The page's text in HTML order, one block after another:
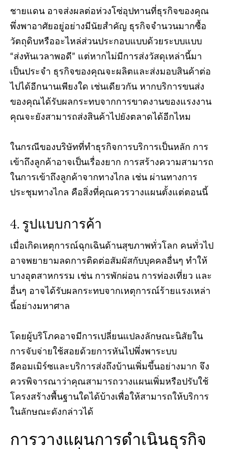
ชายแดน อาจส่งผลต่อห่วงโซ่อุปทานที่ธุรกิจของคุณ
พึ่งพาอาศัยอยู่อย่างมีนัยสำคัญ ธุรกิจจำนวนมากซื้อ
วัตถุดิบหรืออะไหล่ส่วนประกอบแบบด้วยระบบแบบ
“ส่งทันเวลาพอดี” แต่หากไม่มีการส่งวัสดุเหล่านี้มา
เป็นประจำ ธุรกิจของคุณจะผลิตและส่งมอบสินค้าต่อ
ไปได้อีกนานเพียงใด เช่นเดียวกัน หากบริการขนส่ง
ของคุณได้รับผลกระทบจากการขาดงานของแรงงาน
คุณจะยังสามารถส่งสินค้าไปยังตลาดได้อีกไหม
ในกรณีของบริษัทที่ทำธุรกิจการบริการเป็นหลัก การ
เข้าถึงลูกค้าอาจเป็นเรื่องยาก การสร้างความสามารถ
ในการเข้าถึงลูกค้าจากทางไกล เช่น ผ่านทางการ
ประชุมทางไกล คือสิ่งที่คุณควรวางแผนตั้งแต่ตอนนี้
รูปแบบการค้า
เมื่อเกิดเหตุการณ์ฉุกเฉินด้านสุขภาพทั่วโลก คนทั่วไป
อาจพยายามลดการติดต่อสัมผัสกับบุคคลอื่นๆ ทำให้
บางอุตสาหกรรม เช่น การพักผ่อน การท่องเที่ยว และ
อื่นๆ อาจได้รับผลกระทบจากเหตุการณ์ร้ายแรงเหล่า
นี้อย่างมหาศาล
โดยผู้บริโภคอาจมีการเปลี่ยนแปลงลักษณะนิสัยใน
การจับจ่ายใช้สอยด้วยการหันไปพึ่งพาระบบ
อีคอมเมิร์ซและบริการส่งถึงบ้านเพิ่มขึ้นอย่างมาก จึง
ควรพิจารณาว่าคุณสามารถวางแผนเพิ่มหรือปรับใช้
โครงสร้างพื้นฐานใดได้บ้างเพื่อให้สามารถให้บริการ
ในลักษณะดังกล่าวได้
การวางแผนการดำเนินธุรกิจ